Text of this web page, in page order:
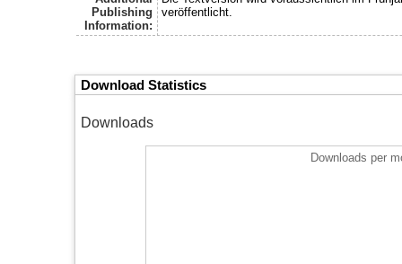
Publishing
Information:
veröffentlicht.
Download Statistics
Downloads
Downloads per